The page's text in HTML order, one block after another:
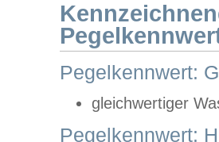
Pegelkennwert:
gleichwertiger
Pegelkennwert: